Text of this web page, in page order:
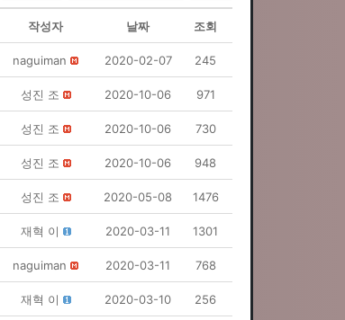
작성자 날짜 조회
naguiman 2020-02-07 245
성진 조 2020-10-06 971
성진 조 2020-10-06 730
성진 조 2020-10-06 948
성진 조 2020-05-08 1476
재혁 이 2020-03-11 1301
naguiman 2020-03-11 768
재혁 이 2020-03-10 256